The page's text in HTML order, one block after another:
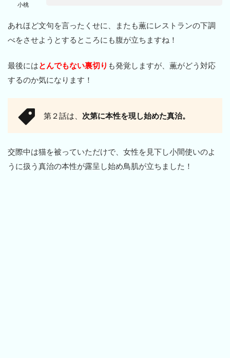
小桃
あれほど文句を言ったくせに、またも薫にレストランの下調
べをさせようとするところにも腹が立ちますね！
最後にはとんでもない裏切り も発覚しますが、薫がどう対応
するのか気になります！
第２話は、 次第に本性を現し始めた真治。
交際中は猫を被っていただけで、女性を見下し小間使いのよ
うに扱う真治の本性が露呈し始め鳥肌が立ちました！